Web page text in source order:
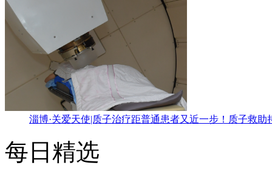
淄博·关爱天使|质子治疗距普通患者又近一步！质子救助
每日精选